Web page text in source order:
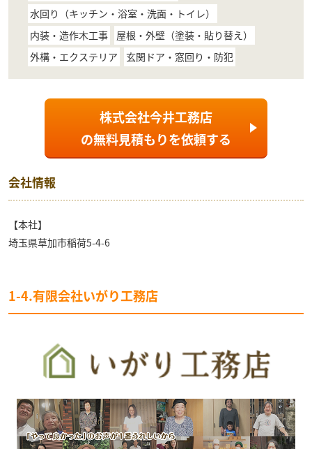
水回り（キッチン・浴室・洗面・トイレ）
内装・造作木工事
屋根・外壁（塗装・貼り替え）
外構・エクステリア
玄関ドア・窓回り・防犯
株式会社今井工務店
の無料見積もりを依頼する
会社情報
【本社】
埼玉県草加市稲荷5-4-6
1-4.有限会社いがり工務店